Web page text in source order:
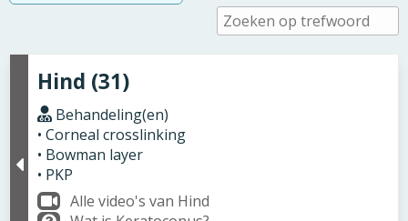
Hind (31)
Behandeling(en)
• Corneal crosslinking
• Bowman layer
• PKP
Alle video's van Hind